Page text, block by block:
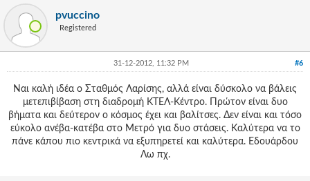
pvuccino
Registered
#6
31-12-2012, 11:32 PM
Ναι καλή ιδέα ο Σταθμός Λαρίσης, αλλά είναι δύσκολο να βάλεις
μετεπιβίβαση στη διαδρομή ΚΤΕΛ-Κέντρο. Πρώτον είναι δυο
βήματα και δεύτερον ο κόσμος έχει και βαλίτσες. Δεν είναι και τόσο
εύκολο ανέβα-κατέβα στο Μετρό για δυο στάσεις. Καλύτερα να το
πάνε κάπου πιο κεντρικά να εξυπηρετεί και καλύτερα. Εδουάρδου
Λω πχ.